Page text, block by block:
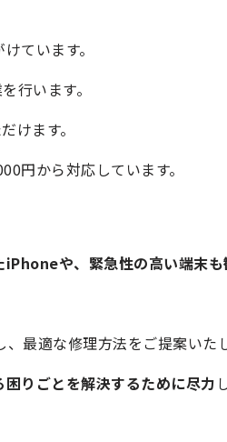
ています。
行います。
けます。
円から対応しています。
iPhoneや、緊急性の高い端末も
最適な修理方法をご提案いたし
りごとを解決するために尽力